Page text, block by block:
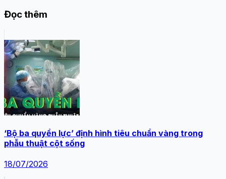
Đọc thêm
‘Bộ ba quyền lực’ định hình tiêu chuẩn vàng trong
phẫu thuật cột sống
18/07/2026